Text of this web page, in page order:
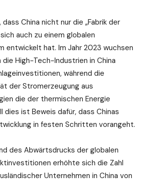
China nicht nur die „Fabrik der
auch zu einem globalen
entwickelt hat. Im Jahr 2023 wuchsen
High-Tech-Industrien in China
während die
der Stromerzeugung aus
die der thermischen Energie
dies ist Beweis dafür, dass Chinas
in festen Schritten vorangeht.
des Abwärtsdrucks der globalen
erhöhte sich die Zahl
Unternehmen in China von